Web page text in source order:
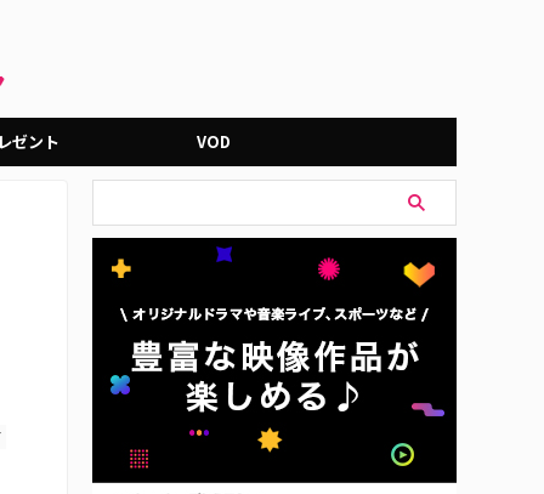
ゼント VOD